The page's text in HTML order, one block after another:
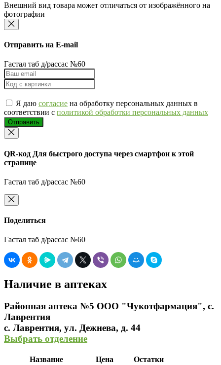
Внешний вид товара может отличаться от изображённого на
фотографии
Отправить на E-mail
Гастал таб д/рассас №60
Я даю согласие на обработку персональных данных в
соответствии с политикой обработки персональных данных
Отправить
QR-код Для быстрого доступа через смартфон к этой
странице
Гастал таб д/рассас №60
Поделиться
Гастал таб д/рассас №60
Наличие в аптеках
Районная аптека №5 ООО "Чукотфармация", с.
Лаврентия
с. Лаврентия, ул. Дежнева, д. 44
Выбрать отделение
Название Цена Остатки